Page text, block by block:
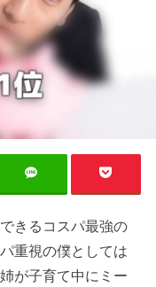
きるコスパ最強の
重視の僕としては
が子育て中にミー